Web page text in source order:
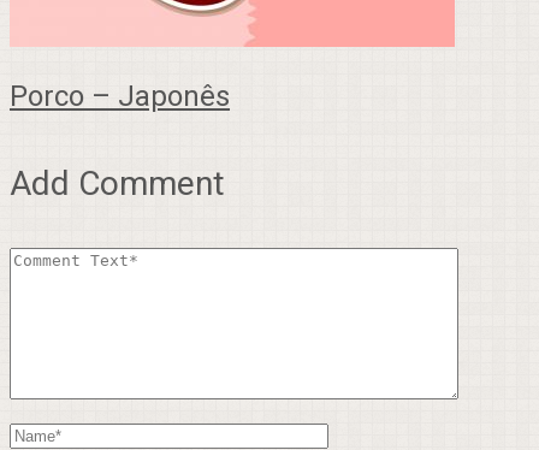
Porco – Japonês
Add Comment